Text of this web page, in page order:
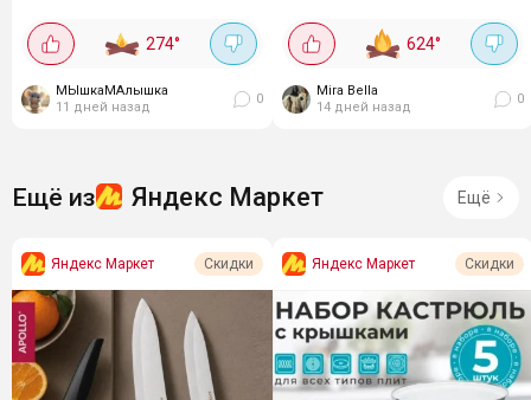
нержавейки, крышка
герметичная. Сохраняют
сервировки и пикников - в...
274°
МЫшкаМАлышка
11 дней назад
0
крышками: 3,9 л, 2 л, 1,2 л,
ковш на 1,3 л с крышкой + 2
прихватки в подарок....
624°
Mira Bella
14 дней назад
0
Ещё из Яндекс Маркет Ещё
Яндекс Маркет Скидки Яндекс Маркет Скидки